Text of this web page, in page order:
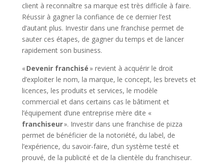
client à reconnaître sa marque est très difficile à faire.
Réussir à gagner la confiance de ce dernier l’est
d’autant plus. Investir dans une franchise permet de
sauter ces étapes, de gagner du temps et de lancer
rapidement son business.
«Devenir franchisé » revient à acquérir le droit
d’exploiter le nom, la marque, le concept, les brevets et
licences, les produits et services, le modèle
commercial et dans certains cas le bâtiment et
l’équipement d’une entreprise mère dite «
franchiseur». Investir dans une franchise de pizza
permet de bénéficier de la notoriété, du label, de
l’expérience, du savoir-faire, d’un système testé et
prouvé, de la publicité et de la clientèle du franchiseur.